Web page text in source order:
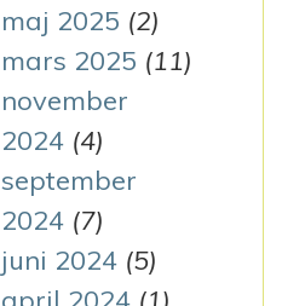
maj 2025 (2)
mars 2025 (11)
november
2024 (4)
september
2024 (7)
juni 2024 (5)